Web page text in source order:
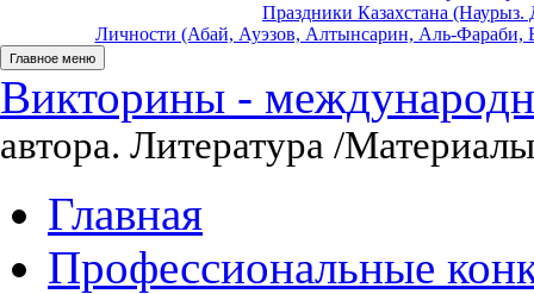
Праздники Казахстана (Наурыз.
Личности (Абай, Ауэзов, Алтынсарин, Аль-Фараби,
Главное меню
Викторины -
автора. Литература /
Главная
Профессиональные